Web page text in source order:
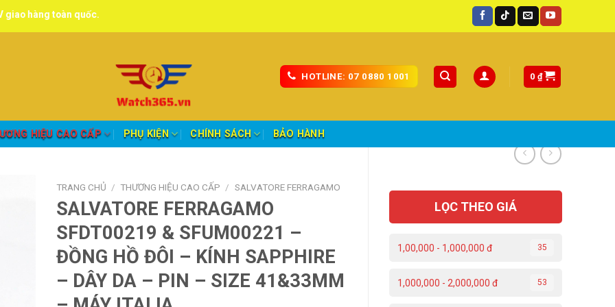
quốc.
HOTLINE: 07 0880 1001 0 ₫
HIỆU CAO CẤP PHỤ KIỆN CHÍNH SÁCH BẢO HÀNH
LỌC THEO GIÁ
1,00,000 - 1,000,000 đ 35
1,000,000 - 2,000,000 đ 53
TRANG CHỦ / THƯƠNG HIỆU CAO CẤP / SALVATORE FERRAGAMO
SALVATORE FERRAGAMO
SFDT00219 & SFUM00221 –
ĐỒNG HỒ ĐÔI – KÍNH SAPPHIRE
– DÂY DA – PIN – SIZE 41&33MM